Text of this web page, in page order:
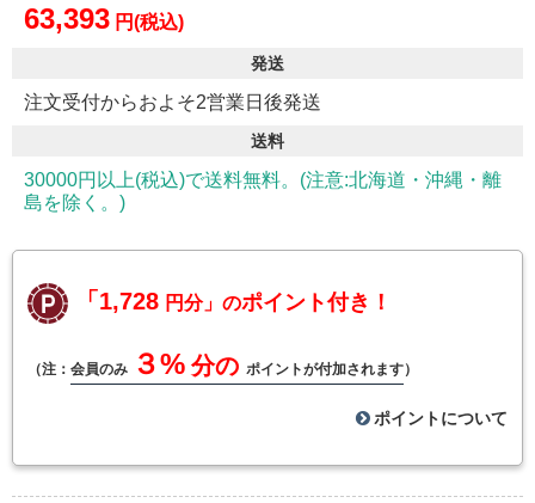
63,393 円(税込)
発送
注文受付からおよそ2営業日後発送
送料
30000円以上(税込)で送料無料。(注意:北海道・沖縄・離
島を除く。)
「1,728 円分」のポイント付き！
（注： 会員のみ ３% 分の ポイントが付加されます）
ポイントについて